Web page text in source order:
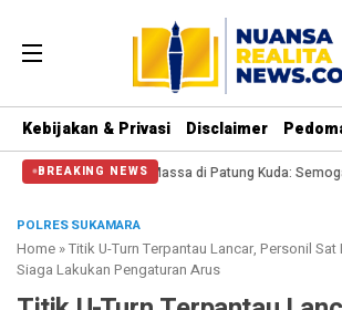
Kebijakan & Privasi Disclaimer
BREAKING NEWS
Massa di Patung Kuda: Semoga Aparat Punya
POLRES SUKAMARA
Home »Titik U-Turn Terpantau Lancar, Personil
Siaga Lakukan Pengaturan Arus